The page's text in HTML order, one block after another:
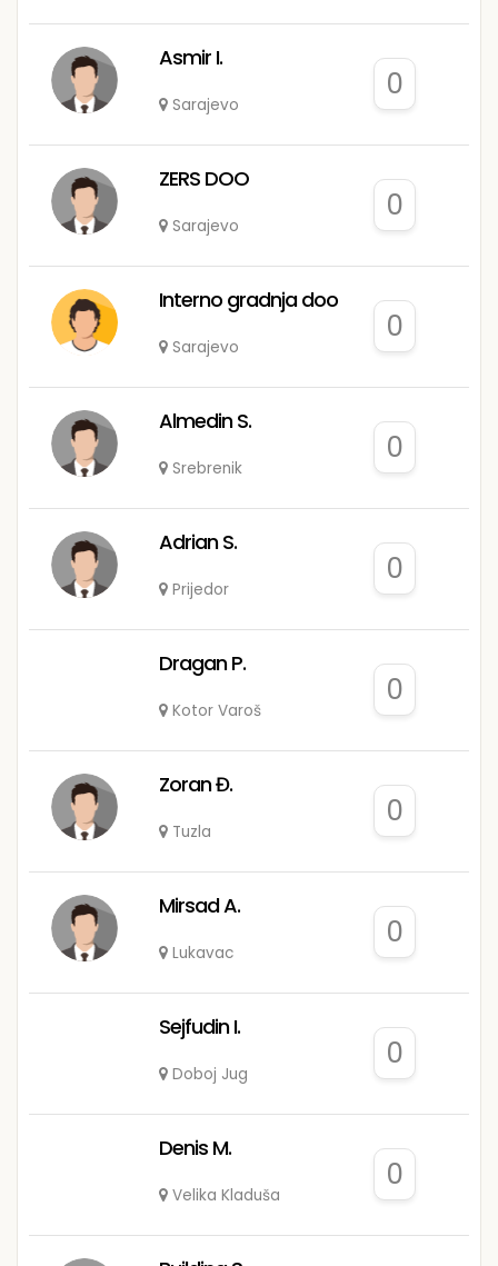
Asmir I.
Sarajevo
0
ZERS DOO
Sarajevo
0
Interno gradnja doo
Sarajevo
0
Almedin S.
Srebrenik
0
Adrian S.
Prijedor
0
Dragan P.
Kotor Varoš
0
Zoran Đ.
Tuzla
0
Mirsad A.
Lukavac
0
Sejfudin I.
Doboj Jug
0
Denis M.
Velika Kladuša
0